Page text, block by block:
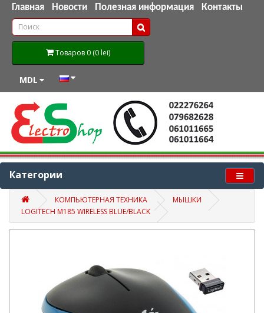
Главная Новости Полезная информация Контакты
Товаров 0 (0 lei)
MDL
Категории
КОМПЬЮТЕРНАЯ ТЕХНИКА
МЫШКИ
LOGITECH M185 WIRELESS BLUE/BLACK